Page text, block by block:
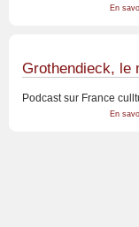
En
Grothendieck, le
Podcast sur France
En